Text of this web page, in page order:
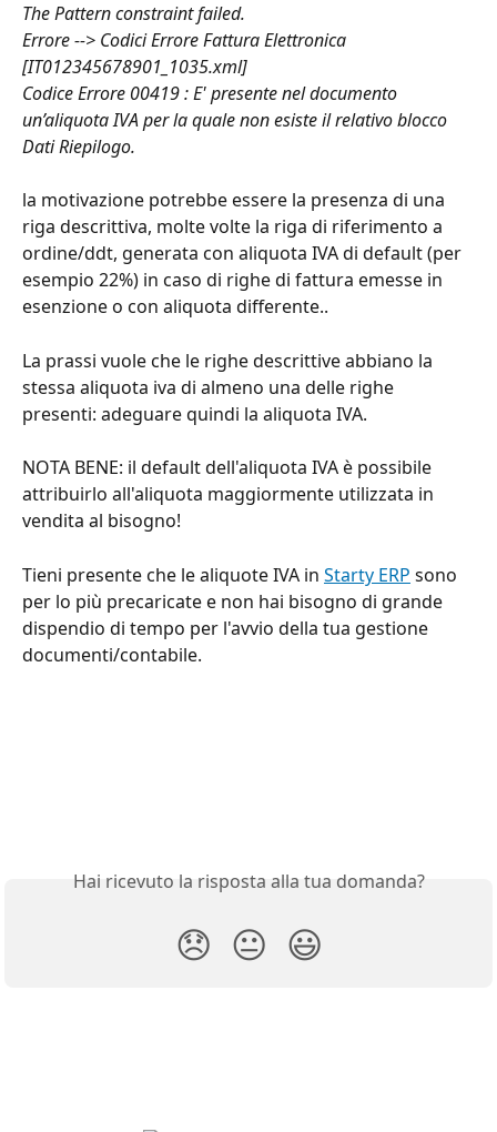
The Pattern constraint failed.
Errore --> Codici Errore Fattura Elettronica
[IT012345678901_1035.xml]
Codice Errore 00419 : E' presente nel documento
un’aliquota IVA per la quale non esiste il relativo blocco
Dati Riepilogo.
la motivazione potrebbe essere la presenza di una
riga descrittiva, molte volte la riga di riferimento a
ordine/ddt, generata con aliquota IVA di default (per
esempio 22%) in caso di righe di fattura emesse in
esenzione o con aliquota differente..
La prassi vuole che le righe descrittive abbiano la
stessa aliquota iva di almeno una delle righe
presenti: adeguare quindi la aliquota IVA.
NOTA BENE: il default dell'aliquota IVA è possibile
attribuirlo all'aliquota maggiormente utilizzata in
vendita al bisogno!
Tieni presente che le aliquote IVA in Starty ERP sono
per lo più precaricate e non hai bisogno di grande
dispendio di tempo per l'avvio della tua gestione
documenti/contabile.
Hai ricevuto la risposta alla tua domanda?
😞 😐 😃